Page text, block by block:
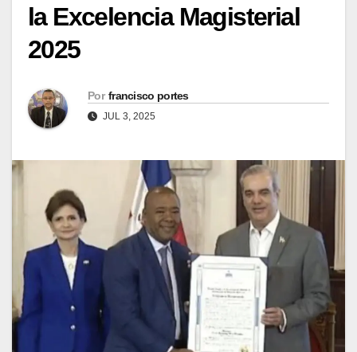
la Excelencia Magisterial
2025
Por francisco portes
JUL 3, 2025